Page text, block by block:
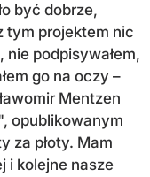
być dobrze,
tym projektem nic
nie podpisywałem,
go na oczy –
Mentzen
opublikowanym
za płoty. Mam
i kolejne nasze